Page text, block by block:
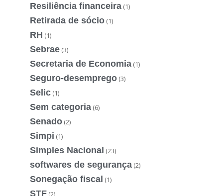
Resiliência financeira (1)
Retirada de sócio (1)
RH (1)
Sebrae (3)
Secretaria de Economia (1)
Seguro-desemprego (3)
Selic (1)
Sem categoria (6)
Senado (2)
Simpi (1)
Simples Nacional (23)
softwares de segurança (2)
Sonegação fiscal (1)
STF (2)